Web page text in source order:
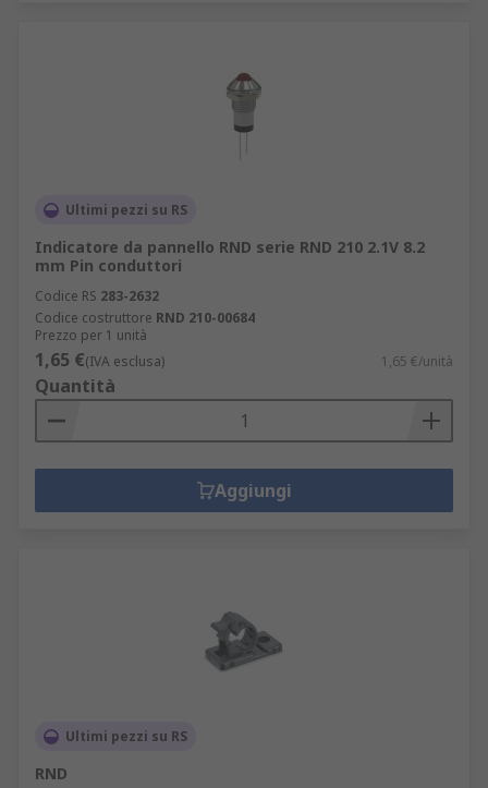
Ultimi pezzi su RS
Indicatore da pannello RND serie RND 210 2.1V 8.2
mm Pin conduttori
Codice RS 283-2632
Codice costruttore RND 210-00684
Prezzo per 1 unità
1,65 €(IVA esclusa) 1,65 €/unità
Quantità
Aggiungi
Ultimi pezzi su RS
RND